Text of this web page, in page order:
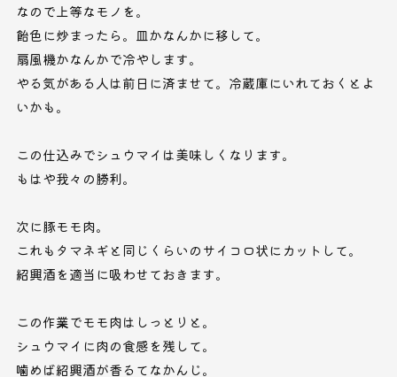
なので上等なモノを。
飴色に炒まったら。皿かなんかに移して。
扇風機かなんかで冷やします。
やる気がある人は前日に済ませて。冷蔵庫にいれておくとよ
いかも。
この仕込みでシュウマイは美味しくなります。
もはや我々の勝利。
次に豚モモ肉。
これもタマネギと同じくらいのサイコロ状にカットして。
紹興酒を適当に吸わせておきます。
この作業でモモ肉はしっとりと。
シュウマイに肉の食感を残して。
噛めば紹興酒が香るてなかんじ。